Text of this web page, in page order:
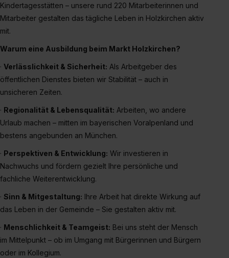
erforderliche personenbezogene Daten an Social Media
Dienste, ggfs. mit Sitz in den USA, übermittelt werden.
bestimmte Verwendungszwecke zulassen, triff deine
Auswahl über die Checkboxen und klick auf „Auswahl
erlauben“. Die Einwilligung zur Platzierung von Cookies
der Kategorien „Präferenzen“, „Statistiken“ und „Social
zur Übermittlung deiner Daten in die USA (Art. 49 Abs. 1
S. 1 lit. a) DS-GVO). Die USA verfügen über kein
angemessenes Datenschutzniveau (EuGH – Schrems
II). Du kannst die von dir erteilte Einwilligung jederzeit mit
Wirkung für die Zukunft ganz oder teilweise über unsere
Datenschutzerklärung unter dem Punkt „Datenschutz-
einzelnen Cookies findest du durch Klick auf „Details
zeigen“. Weitere Informationen:Datenschutzerklärung
Impressum
.
Kindertagesstätten – unsere rund 220 Mitarbeiterinnen und
Mitarbeiter gestalten das tägliche Leben in Holzkirchen aktiv
mit.
Warum eine Ausbildung beim Markt Holzkirchen?
· Verlässlichkeit & Sicherheit: Als Arbeitgeber des
öffentlichen Dienstes bieten wir Stabilität – auch in
unsicheren Zeiten.
· Regionalität & Lebensqualität: Arbeiten, wo andere
Urlaub machen – mitten im bayerischen Voralpenland und
bestens angebunden an München.
· Perspektiven & Entwicklung: Wir investieren in
Nachwuchs und fördern gezielt Ihre persönliche und
fachliche Weiterentwicklung.
· Sinn & Mitgestaltung: Ihre Arbeit hat direkte Wirkung auf
das Leben in der Gemeinde – Sie gestalten aktiv mit.
· Menschlichkeit & Teamgeist: Bei uns steht der Mensch
im Mittelpunkt – ob im Umgang mit Bürgerinnen und Bürgern
oder im Kollegium.